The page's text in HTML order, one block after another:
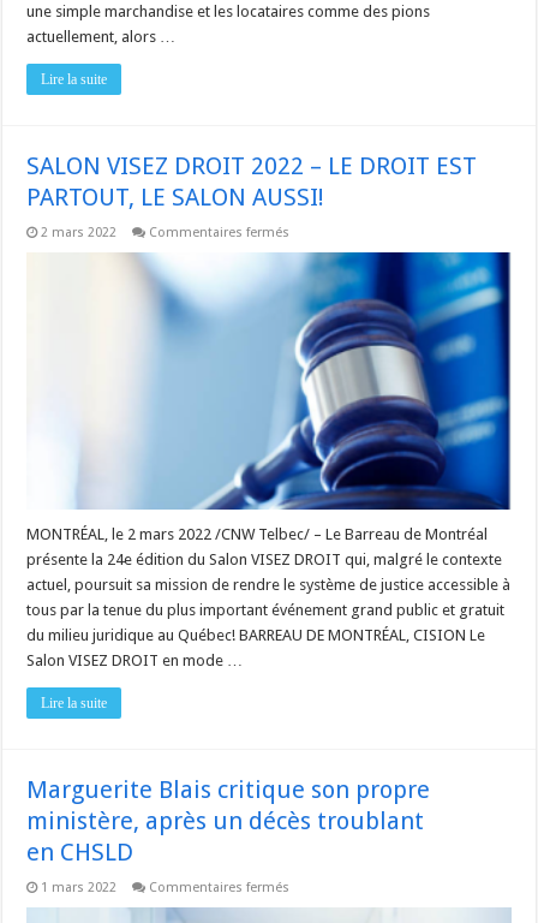
une simple marchandise et les locataires comme des pions
actuellement, alors …
Lire la suite
SALON VISEZ DROIT 2022 – LE DROIT EST
PARTOUT, LE SALON AUSSI!
2 mars 2022 Commentaires fermés
VISEZ
2022
LE
DROIT
EST
PARTOUT,
LE
SALON
AUSSI!
MONTRÉAL, le 2 mars 2022 /CNW Telbec/ – Le Barreau de Montréal
présente la 24e édition du Salon VISEZ DROIT qui, malgré le contexte
actuel, poursuit sa mission de rendre le système de justice accessible à
tous par la tenue du plus important événement grand public et gratuit
du milieu juridique au Québec! BARREAU DE MONTRÉAL, CISION Le
Salon VISEZ DROIT en mode …
Lire la suite
Marguerite Blais critique son propre
ministère, après un décès troublant
en CHSLD
1 mars 2022 Commentaires fermés